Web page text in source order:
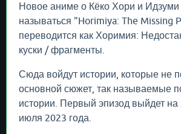
Новое аниме о Кёко Хори и
называться "Horimiya: The Missing
переводится как Хоримия:
куски / фрагменты.
Сюда войдут истории, которые не
основной сюжет, так называемые
истории. Первый эпизод выйдет на
июля 2023 года.